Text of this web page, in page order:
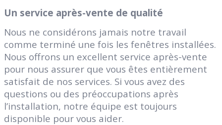
Un service après-vente de qualité
Nous ne considérons jamais notre travail
comme terminé une fois les fenêtres installées.
Nous offrons un excellent service après-vente
pour nous assurer que vous êtes entièrement
satisfait de nos services. Si vous avez des
questions ou des préoccupations après
l’installation, notre équipe est toujours
disponible pour vous aider.